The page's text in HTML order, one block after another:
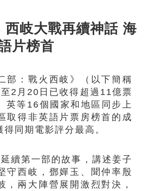
西岐大戰再續神話 海
片榜首
：戰火西岐》（以下簡稱
至2月20日已收得超過11億票
英等16個國家和地區同步上
取得非英語片票房榜首的成
同期電影評分最高。
第一部的故事，講述姜子
守西岐，鄧嬋玉、聞仲率殷
，兩大陣營展開激烈對決，